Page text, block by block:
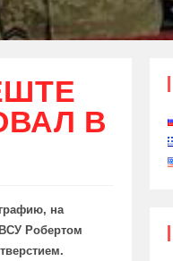
В
на
Робертом